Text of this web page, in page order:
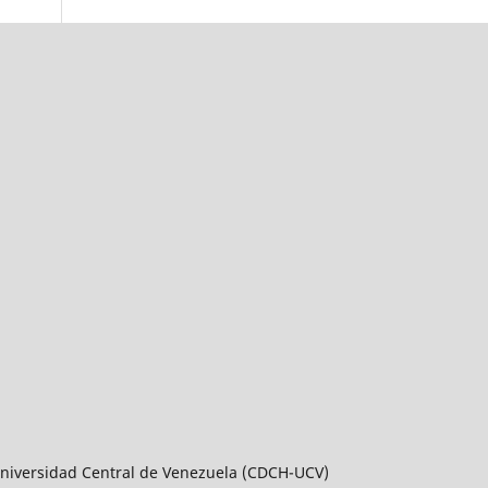
Central de Venezuela (CDCH-UCV)